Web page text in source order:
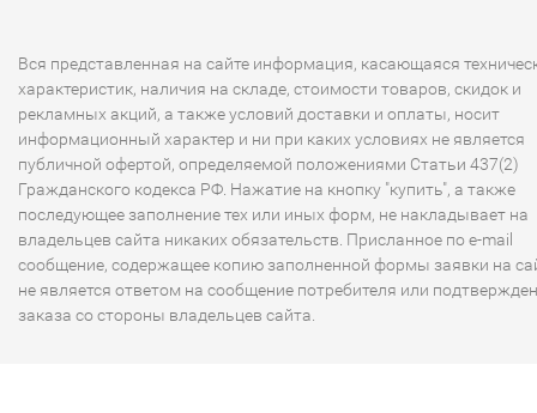
Вся представленная на сайте информация, касающаяся
характеристик, наличия на складе, стоимости товаров, скидок и
рекламных акций, а также условий доставки и оплаты, носит
информационный характер и ни при каких условиях не является
публичной офертой, определяемой положениями Статьи 437(2)
Гражданского кодекса РФ. Нажатие на кнопку "купить", а также
последующее заполнение тех или иных форм, не накладывает на
владельцев сайта никаких обязательств. Присланное по e-mail
сообщение, содержащее копию заполненной формы заявки на
не является ответом на сообщение потребителя или
заказа со стороны владельцев сайта.